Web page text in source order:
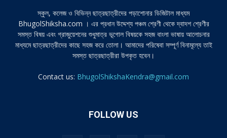
স্কুল, কলেজ ও বিভিন্ন ছাত্রছাত্রীদের পড়াশোনার ডিজিটাল মাধ্যম
BhugolShiksha.com । এর প্রধান উদ্দেশ্য পঞ্চম শ্রেণী থেকে দ্বাদশ শ্রেণীর
সমস্ত বিষয় এবং গ্রাজুয়েশনের শুধুমাত্র ভূগোল বিষয়কে সহজ বাংলা ভাষায় আলোচনার
মাধ্যমে ছাত্রছাত্রীদের কাছে সহজ করে তোলা। আমাদের পরিষেবা সম্পূর্ণ বিনামূল্যে তাই
সমস্ত ছাত্রছাত্রীরা উপকৃত হবেন।
Contact us: BhugolShikshaKendra@gmail.com
FOLLOW US